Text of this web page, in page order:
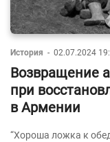
История - 02.07.2024
Возвращение
при
в Армении
“Хороша ложка к